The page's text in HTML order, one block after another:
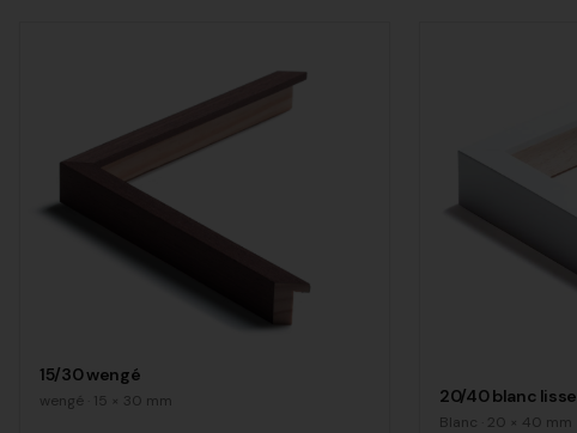
15/30 wengé
wengé 15 × 30 mm 20/40 blanc lisse
Blanc 20 × 40 mm